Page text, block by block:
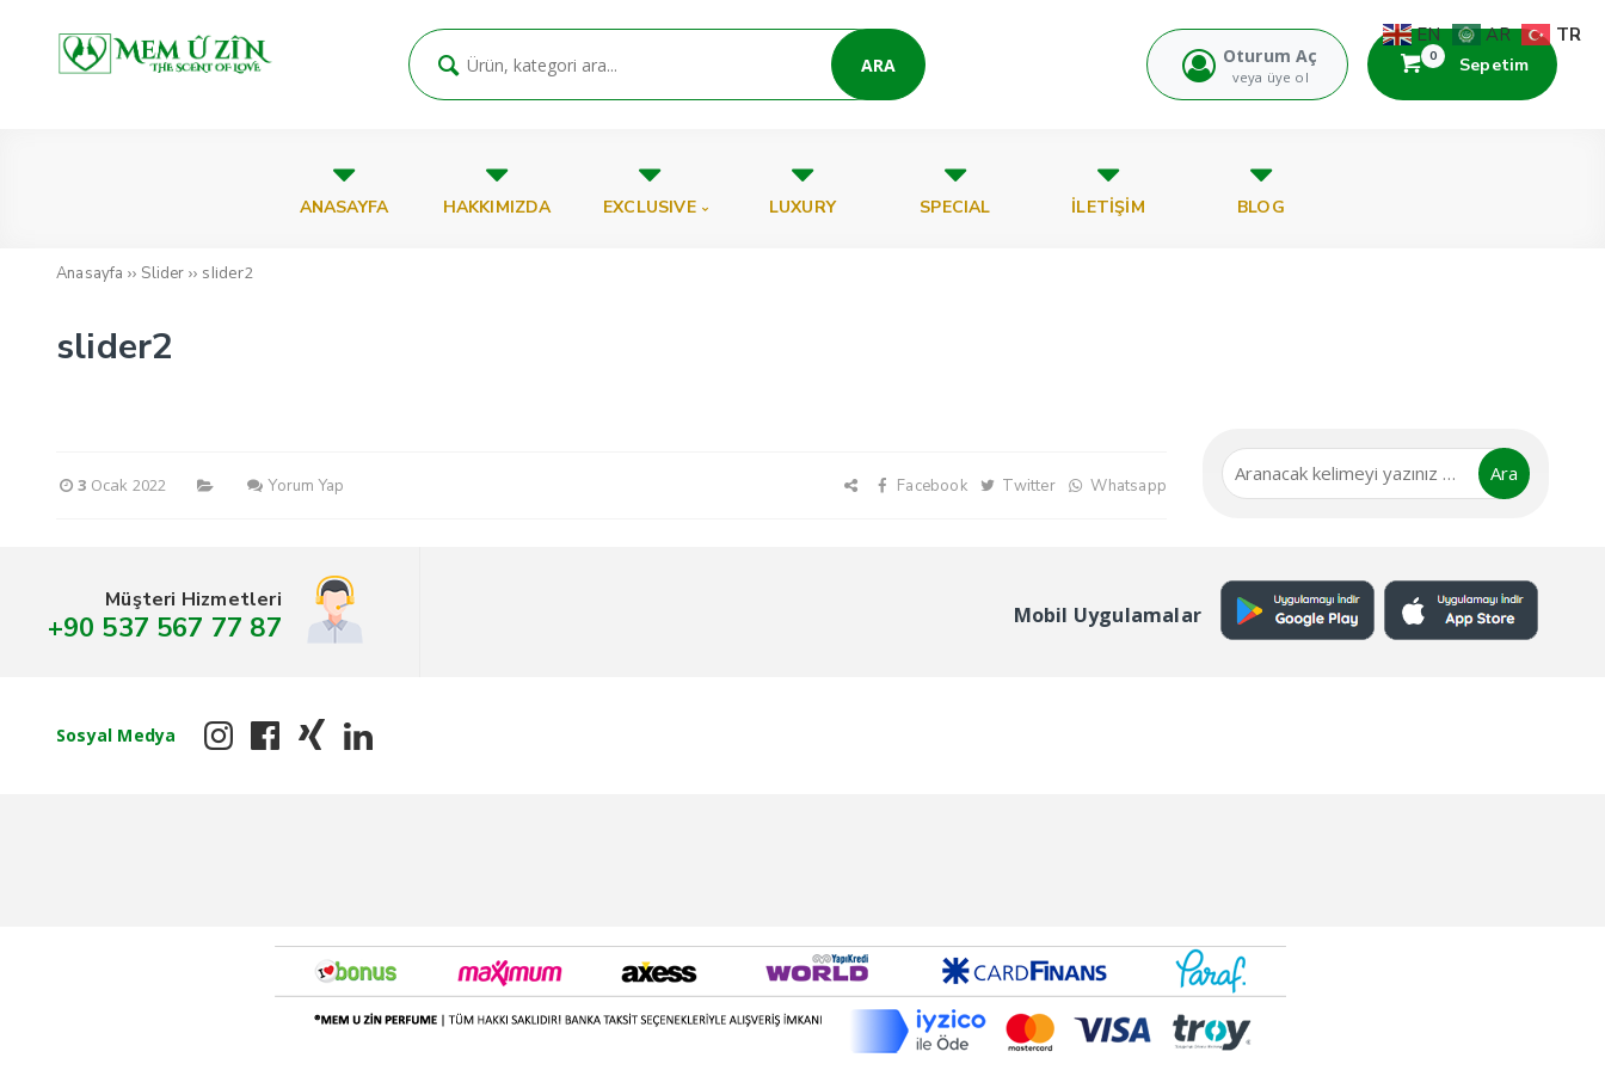
ARA Oturum Aç
veya üye ol
0 Sepetim
ANASAYFA HAKKIMIZDA EXCLUSIVE LUXURY SPECIAL İLETİŞİM BLOG
Anasayfa ›› Slider ›› slider2
slider2
3 Ocak 2022 Yorum Yap Facebook Twitter Whatsapp
Ara
Müşteri Hizmetleri
+90 537 567 77 87 Mobil Uygulamalar
Sosyal Medya
EN AR TR